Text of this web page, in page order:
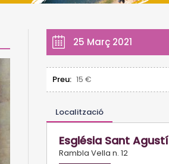
25 Març 2021
Preu: 15 €
Localització
Església Sant Agustí
Rambla Vella n. 12